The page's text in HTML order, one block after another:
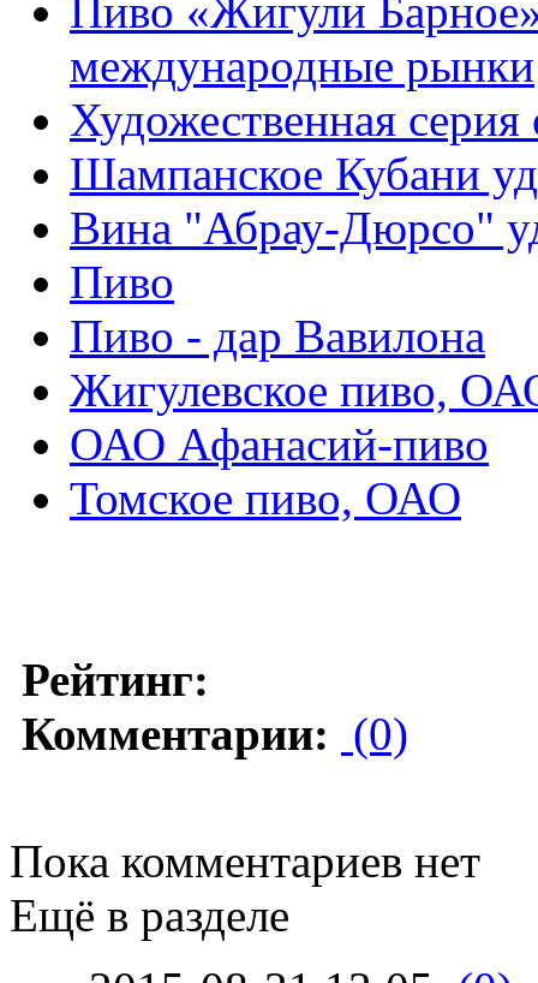
Пиво «Жигули Барное»
международные рынки
Художественная
Шампанское Кубани
Вина "Абрау-Дюрсо"
Пиво
Пиво - дар Вавилона
Жигулевское пиво,
ОАО Афанасий-пиво
Томское пиво, ОАО
Рейтинг:
Комментарии: (0)
Пока комментариев нет
Ещё в разделе